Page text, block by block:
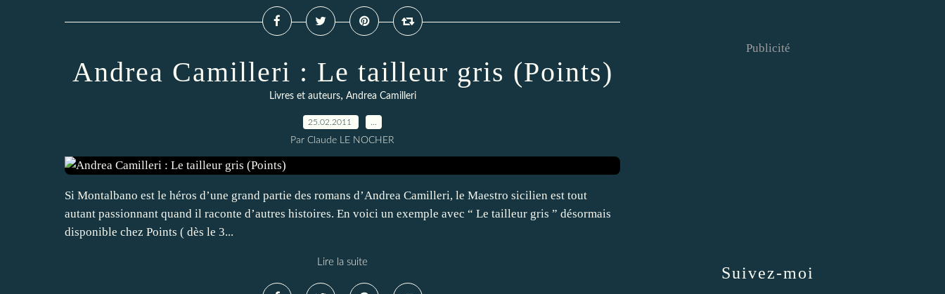
Andrea Camilleri : Le tailleur gris (Points)
Livres et auteurs, Andrea Camilleri
25.02.2011
Par Claude LE NOCHER
Si Montalbano est le héros d’une grand partie des romans d’Andrea Camilleri, le Maestro sicilien est tout
autant passionnant quand il raconte d’autres histoires. En voici un exemple avec “ Le tailleur gris ” désormais
disponible chez Points ( dès le 3...
Lire la suite
Suivez-moi
Publicité